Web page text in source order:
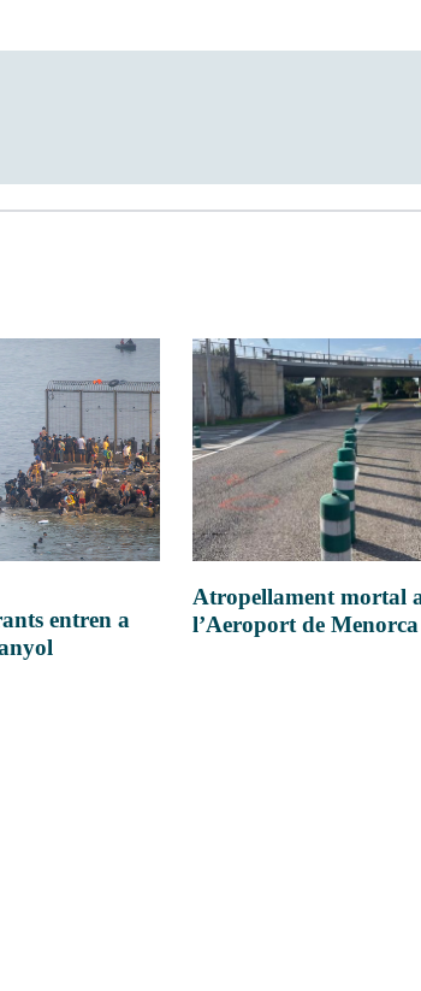
entren a
Atropellament mortal
l’Aeroport de Menorca